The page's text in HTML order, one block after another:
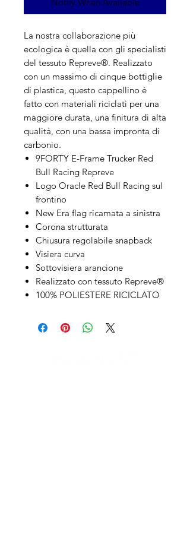
Notify When Available
La nostra collaborazione più
ecologica è quella con gli specialisti
del tessuto Repreve®. Realizzato
con un massimo di cinque bottiglie
di plastica, questo cappellino è
fatto con materiali riciclati per una
maggiore durata, una finitura di alta
qualità, con una bassa impronta di
carbonio.
9FORTY E-Frame Trucker Red
Bull Racing Repreve
Logo Oracle Red Bull Racing sul
frontino
New Era flag ricamata a sinistra
Corona strutturata
Chiusura regolabile snapback
Visiera curva
Sottovisiera arancione
Realizzato con tessuto Repreve®
100% POLIESTERE RICICLATO